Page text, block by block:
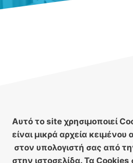
Αυτό το site χρησιμοποιεί
είναι μικρά αρχεία
στον υπολογιστή σας από
στην ιστοσελίδα. Τα